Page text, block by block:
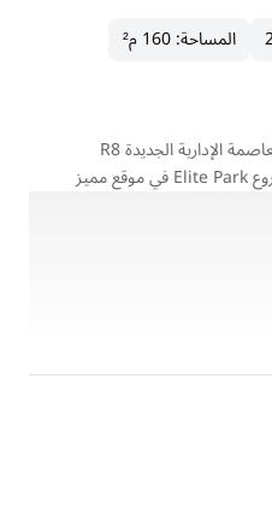
المساحة:160 م²
فرصة مميزة لامتلاك شقة داخل مشروع Elite Park في موقع مميز